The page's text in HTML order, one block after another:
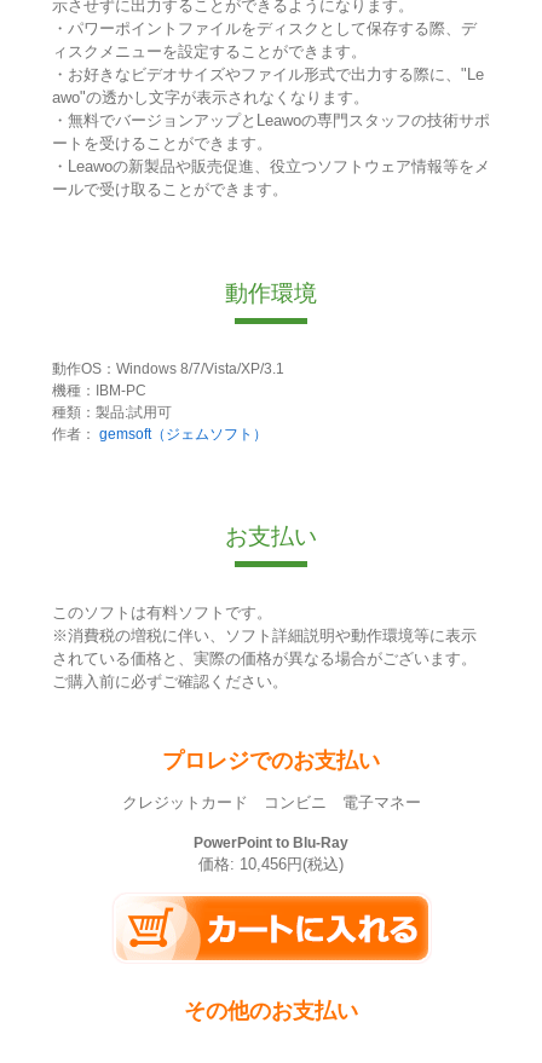
示させずに出力することができるようになります。
・パワーポイントファイルをディスクとして保存する際、デ
ィスクメニューを設定することができます。
・お好きなビデオサイズやファイル形式で出力する際に、"Le
awo"の透かし文字が表示されなくなります。
・無料でバージョンアップとLeawoの専門スタッフの技術サポ
ートを受けることができます。
・Leawoの新製品や販売促進、役立つソフトウェア情報等をメ
ールで受け取ることができます。
動作環境
動作OS：Windows 8/7/Vista/XP/3.1
機種：IBM-PC
種類：製品:試用可
作者： gemsoft（ジェムソフト）
お支払い
このソフトは有料ソフトです。
※消費税の増税に伴い、ソフト詳細説明や動作環境等に表示
されている価格と、実際の価格が異なる場合がございます。
ご購入前に必ずご確認ください。
プロレジでのお支払い
クレジットカード コンビニ 電子マネー
PowerPoint to Blu-Ray
価格: 10,456円(税込)
その他のお支払い